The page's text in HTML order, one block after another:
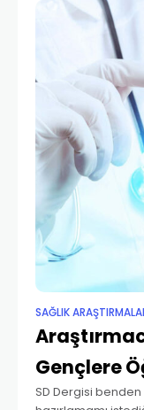
Hastalık:
güzel, skolastik
SAĞLIK
Gençlere
SD Dergisi